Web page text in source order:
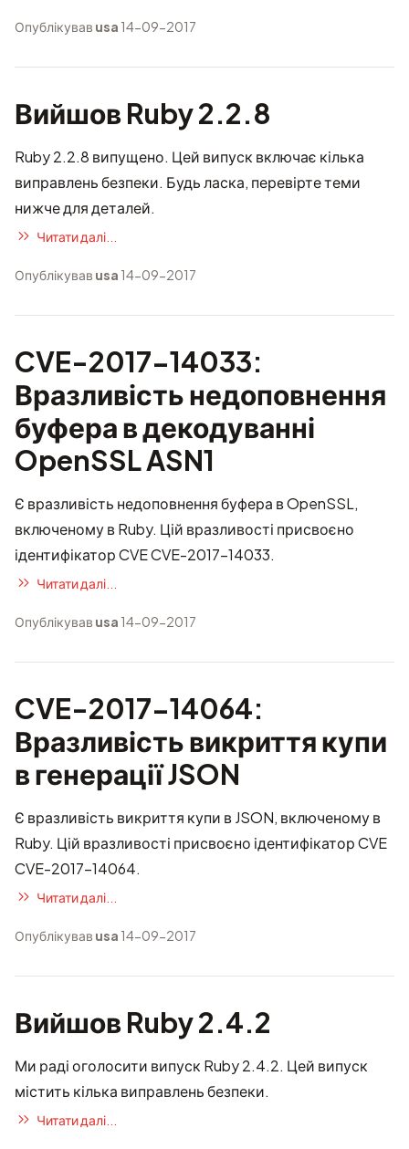
Опублікував usa 14-09-2017
Вийшов Ruby 2.2.8
Ruby 2.2.8 випущено. Цей випуск включає кілька
виправлень безпеки. Будь ласка, перевірте теми
нижче для деталей.
Читати далі...
Опублікував usa 14-09-2017
CVE-2017-14033:
Вразливість недоповнення
буфера в декодуванні
OpenSSL ASN1
Є вразливість недоповнення буфера в OpenSSL,
включеному в Ruby. Цій вразливості присвоєно
ідентифікатор CVECVE-2017-14033.
Читати далі...
Опублікував usa 14-09-2017
CVE-2017-14064:
Вразливість викриття купи
в генерації JSON
Є вразливість викриття купи в JSON, включеному в
Ruby. Цій вразливості присвоєно ідентифікатор CVE
CVE-2017-14064.
Читати далі...
Опублікував usa 14-09-2017
Вийшов Ruby 2.4.2
Ми раді оголосити випуск Ruby 2.4.2. Цей випуск
містить кілька виправлень безпеки.
Читати далі...